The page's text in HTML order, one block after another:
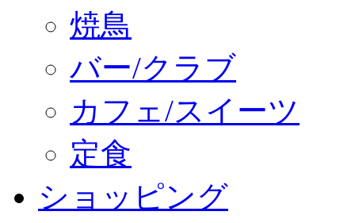
焼鳥
バー/クラブ
カフェ/スイーツ
定食
ショッピング